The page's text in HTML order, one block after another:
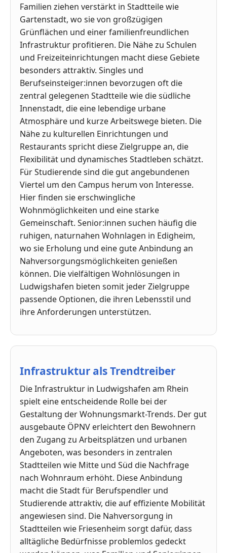
Familien ziehen verstärkt in Stadtteile wie
Gartenstadt, wo sie von großzügigen
Grünflächen und einer familienfreundlichen
Infrastruktur profitieren. Die Nähe zu Schulen
und Freizeiteinrichtungen macht diese Gebiete
besonders attraktiv. Singles und
Berufseinsteiger:innen bevorzugen oft die
zentral gelegenen Stadtteile wie die südliche
Innenstadt, die eine lebendige urbane
Atmosphäre und kurze Arbeitswege bieten. Die
Nähe zu kulturellen Einrichtungen und
Restaurants spricht diese Zielgruppe an, die
Flexibilität und dynamisches Stadtleben schätzt.
Für Studierende sind die gut angebundenen
Viertel um den Campus herum von Interesse.
Hier finden sie erschwingliche
Wohnmöglichkeiten und eine starke
Gemeinschaft. Senior:innen suchen häufig die
ruhigen, naturnahen Wohnlagen in Edigheim,
wo sie Erholung und eine gute Anbindung an
Nahversorgungsmöglichkeiten genießen
können. Die vielfältigen Wohnlösungen in
Ludwigshafen bieten somit jeder Zielgruppe
passende Optionen, die ihren Lebensstil und
ihre Anforderungen unterstützen.
Infrastruktur als Trendtreiber
Die Infrastruktur in Ludwigshafen am Rhein
spielt eine entscheidende Rolle bei der
Gestaltung der Wohnungsmarkt-Trends. Der gut
ausgebaute ÖPNV erleichtert den Bewohnern
den Zugang zu Arbeitsplätzen und urbanen
Angeboten, was besonders in zentralen
Stadtteilen wie Mitte und Süd die Nachfrage
nach Wohnraum erhöht. Diese Anbindung
macht die Stadt für Berufspendler und
Studierende attraktiv, die auf effiziente Mobilität
angewiesen sind. Die Nahversorgung in
Stadtteilen wie Friesenheim sorgt dafür, dass
alltägliche Bedürfnisse problemlos gedeckt